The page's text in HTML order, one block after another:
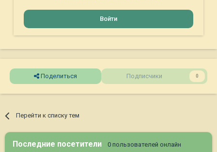
Войти
Поделиться Подписчики 0
Перейти к списку тем
Последние посетители 0 пользователей онлайн